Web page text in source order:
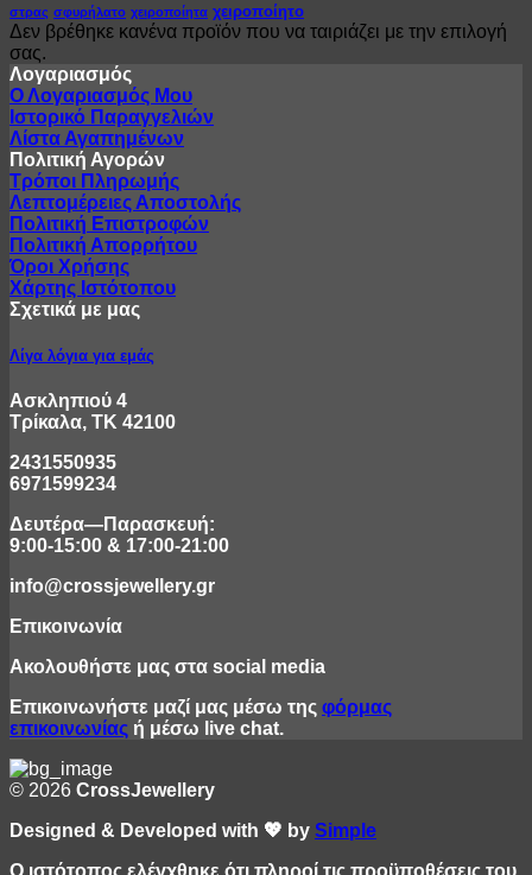
στρας σφυρήλατο χειροποίητα χειροποίητο
Δεν βρέθηκε κανένα προϊόν που να ταιριάζει με την επιλογή
σας.
Λογαριασμός
Ο Λογαριασμός Μου
Ιστορικό Παραγγελιών
Λίστα Αγαπημένων
Πολιτική Αγορών
Τρόποι Πληρωμής
Λεπτομέρειες Αποστολής
Πολιτική Επιστροφών
Πολιτική Απορρήτου
Όροι Χρήσης
Χάρτης Ιστότοπου
Σχετικά με μας
Λίγα λόγια για εμάς
Ασκληπιού 4
Τρίκαλα, ΤΚ 42100
2431550935
6971599234
Δευτέρα—Παρασκευή:
9:00-15:00 & 17:00-21:00
info@crossjewellery.gr
Επικοινωνία
Ακολουθήστε μας στα social media
Επικοινωνήστε μαζί μας μέσω της φόρμας
επικοινωνίας ή μέσω live chat.
© 2026 CrossJewellery
Designed & Developed with 💖 by Simple